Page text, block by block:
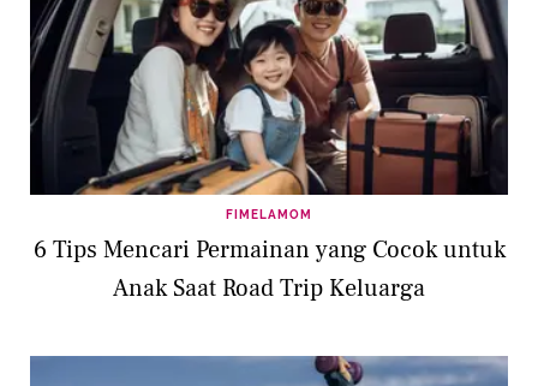
FIMELAMOM
6 Tips Mencari Permainan yang Cocok untuk
Anak Saat Road Trip Keluarga